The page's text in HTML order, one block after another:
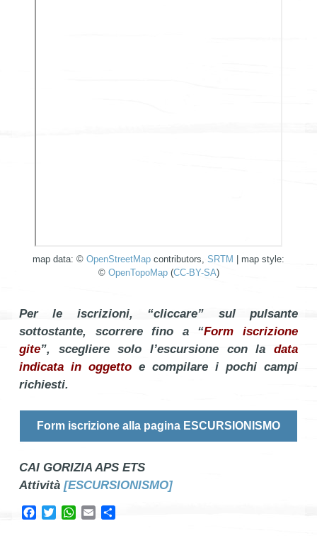
map data: © OpenStreetMap contributors, SRTM | map style:
© OpenTopoMap(CC-BY-SA)
Per le iscrizioni, “cliccare” sul pulsante
sottostante, scorrere fino a “Form iscrizione
gite”, scegliere solo l’escursione con la data
indicata in oggetto e compilare i pochi campi
richiesti.
Form iscrizione alla pagina ESCURSIONISMO
CAI GORIZIA APS ETS
Attività [ESCURSIONISMO]
Facebook
TwitterWhatsApp
Email